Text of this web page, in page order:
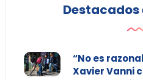
Destacados
“No es
Xavier Vanni